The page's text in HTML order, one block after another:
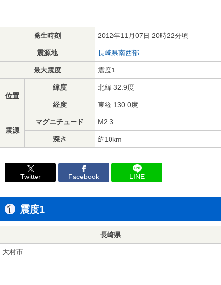
発生時刻 2012年11月07日 20時22分頃
震源地 長崎県南西部
最大震度 震度1
位置
緯度 北緯 32.9度
経度 東経 130.0度
震源
マグニチュード M2.3
深さ 約10km
Twitter Facebook LINE
震度1
長崎県
大村市